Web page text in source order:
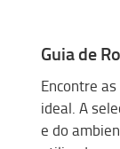
Guia de
Encontre
ideal. A
e do